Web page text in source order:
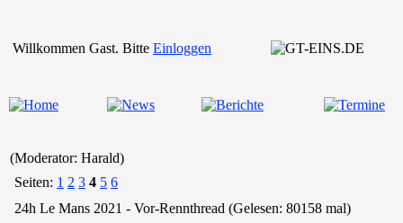
Willkommen Gast. Bitte Einloggen
(Moderator: Harald)
Seiten: 1 2 3 4 5 6
24h Le Mans 2021 - Vor-Rennthread (Gelesen: 80158 mal)